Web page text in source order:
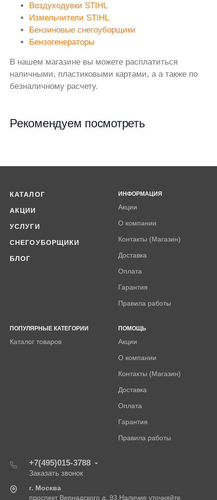
Воздуходувки STIHL
Измельчители STIHL
Бензиновые снегоуборщики
Бензогенераторы
В нашем магазине вы можете расплатиться
наличными, пластиковыми картами, а а также по
безналичному расчету.
Рекомендуем посмотреть
КАТАЛОГ
АКЦИИ
УСЛУГИ
СНЕГОУБОРЩИКИ
БЛОГ
ИНФОРМАЦИЯ
Акции
О компании
Контакты (Магазин)
Доставка
Оплата
Гарантия
Правила работы
ПОПУЛЯРНЫЕ КАТЕГОРИИ
Каталог товаров
ПОМОЩЬ
Акции
О компании
Контакты (Магазин)
Доставка
Оплата
Гарантия
Правила работы
+7(495)015-3788
Заказать звонок
г. Москва
проспект Вернадского д. 93.Наличие уточняйте.